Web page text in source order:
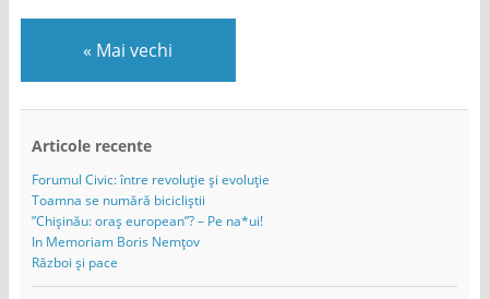
« Mai vechi
Articole recente
Forumul Civic: între revoluție și evoluție
Toamna se numără bicicliștii
”Chișinău: oraș european”? – Pe na*ui!
In Memoriam Boris Nemțov
Război și pace